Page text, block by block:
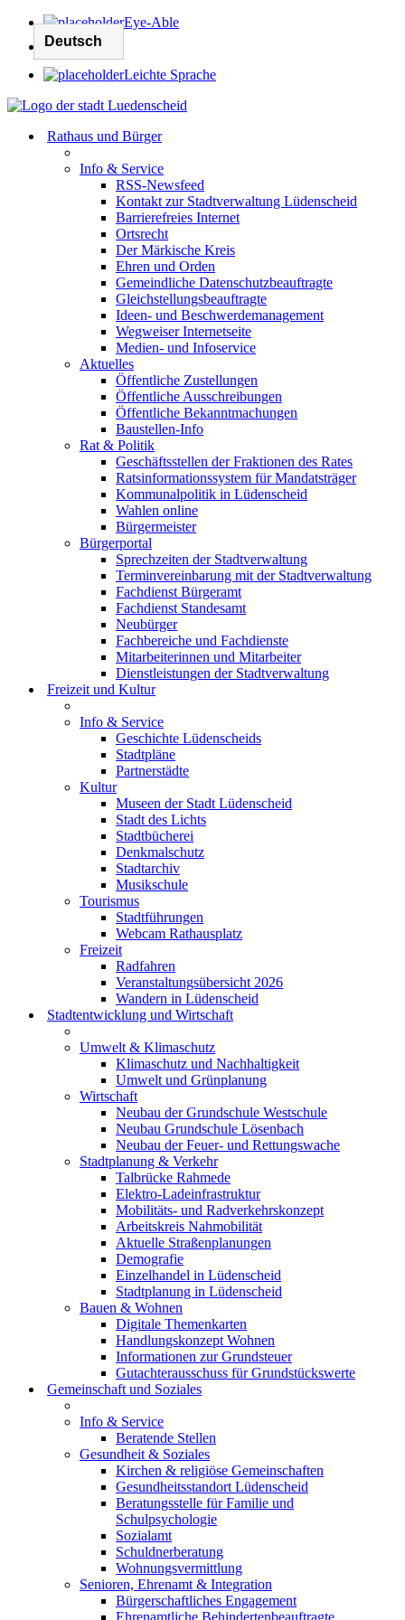
Eye-Able
Leichte Sprache
Rathaus und Bürger
Info & Service
RSS-Newsfeed
Kontakt zur Stadtverwaltung Lüdenscheid
Barrierefreies Internet
Ortsrecht
Der Märkische Kreis
Ehren und Orden
Gemeindliche Datenschutzbeauftragte
Gleichstellungsbeauftragte
Ideen- und Beschwerdemanagement
Wegweiser Internetseite
Medien- und Infoservice
Aktuelles
Öffentliche Zustellungen
Öffentliche Ausschreibungen
Öffentliche Bekanntmachungen
Baustellen-Info
Rat & Politik
Geschäftsstellen der Fraktionen des Rates
Ratsinformationssystem für Mandatsträger
Kommunalpolitik in Lüdenscheid
Wahlen online
Bürgermeister
Bürgerportal
Sprechzeiten der Stadtverwaltung
Terminvereinbarung mit der Stadtverwaltung
Fachdienst Bürgeramt
Fachdienst Standesamt
Neubürger
Fachbereiche und Fachdienste
Mitarbeiterinnen und Mitarbeiter
Dienstleistungen der Stadtverwaltung
Freizeit und Kultur
Info & Service
Geschichte Lüdenscheids
Stadtpläne
Partnerstädte
Kultur
Museen der Stadt Lüdenscheid
Stadt des Lichts
Stadtbücherei
Denkmalschutz
Stadtarchiv
Musikschule
Tourismus
Stadtführungen
Webcam Rathausplatz
Freizeit
Radfahren
Veranstaltungsübersicht 2026
Wandern in Lüdenscheid
Stadtentwicklung und Wirtschaft
Umwelt & Klimaschutz
Klimaschutz und Nachhaltigkeit
Umwelt und Grünplanung
Wirtschaft
Neubau der Grundschule Westschule
Neubau Grundschule Lösenbach
Neubau der Feuer- und Rettungswache
Stadtplanung & Verkehr
Talbrücke Rahmede
Elektro-Ladeinfrastruktur
Mobilitäts- und Radverkehrskonzept
Arbeitskreis Nahmobilität
Aktuelle Straßenplanungen
Demografie
Einzelhandel in Lüdenscheid
Stadtplanung in Lüdenscheid
Bauen & Wohnen
Digitale Themenkarten
Handlungskonzept Wohnen
Informationen zur Grundsteuer
Gutachterausschuss für Grundstückswerte
Gemeinschaft und Soziales
Info & Service
Beratende Stellen
Gesundheit & Soziales
Kirchen & religiöse Gemeinschaften
Gesundheitsstandort Lüdenscheid
Beratungsstelle für Familie und
Schulpsychologie
Sozialamt
Schuldnerberatung
Wohnungsvermittlung
Senioren, Ehrenamt & Integration
Bürgerschaftliches Engagement
Ehrenamtliche Behindertenbeauftragte